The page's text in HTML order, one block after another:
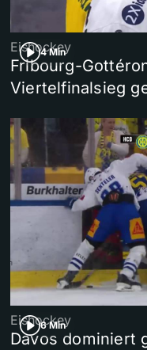
4 Min
Eishockey
Fribourg-
Viertelfinalsieg
6 Min
Eishockey
Davos dominiert